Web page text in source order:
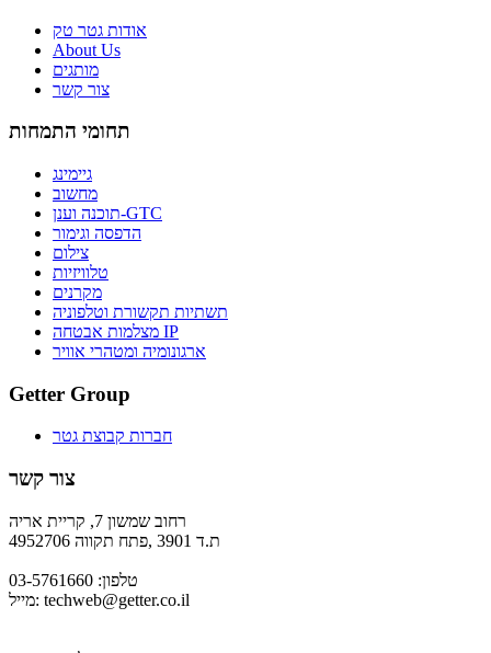
אודות גטר טק
About Us
מותגים
צור קשר
תחומי התמחות
גיימינג
מחשוב
תוכנה וענן-GTC
הדפסה וגימור
צילום
טלוויזיות
מקרנים
תשתיות תקשורת וטלפוניה
מצלמות אבטחה IP
ארגונומיה ומטהרי אוויר
Getter Group
חברות קבוצת גטר
צור קשר
רחוב שמשון 7, קריית אריה
ת.ד 3901 ,פתח תקווה 4952706
טלפון: 03-5761660
מייל: techweb@getter.co.il